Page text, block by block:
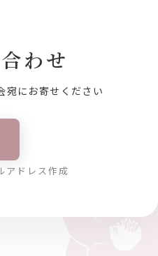
わせ
宛にお寄せください
アドレス作成